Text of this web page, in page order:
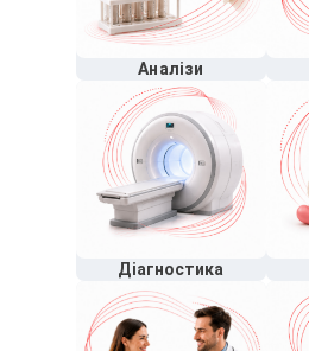
Аналізи
Діагностика